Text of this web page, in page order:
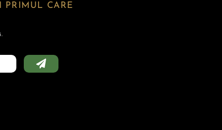
PRIMUL CARE